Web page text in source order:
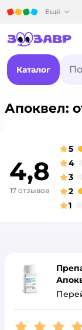
Ещё
Каталог
Апоквел:
4,8
17 отзывов
5
4
3
2
1
Рейтинг:5